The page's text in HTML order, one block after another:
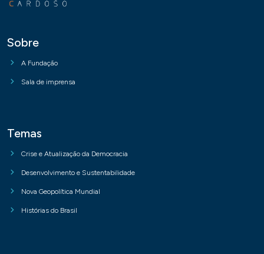
Sobre
A Fundação
Sala de imprensa
Temas
Crise e Atualização da Democracia
Desenvolvimento e Sustentabilidade
Nova Geopolítica Mundial
Histórias do Brasil